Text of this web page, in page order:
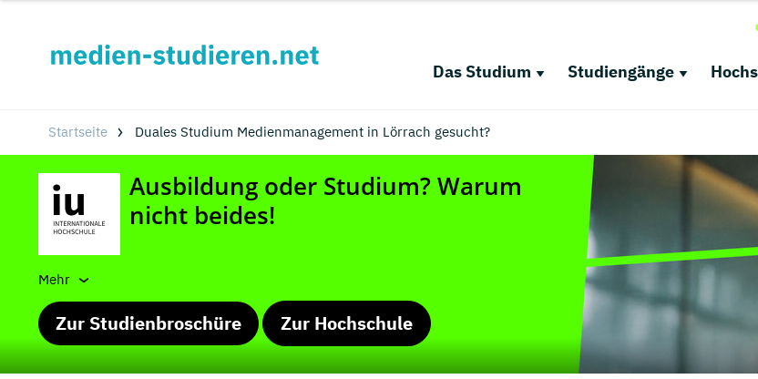
Das Studium Studiengänge
Startseite Duales Studium Medienmanagement in Lörrach gesucht?
Mehr
Zur Studienbroschüre Zur Hochschule